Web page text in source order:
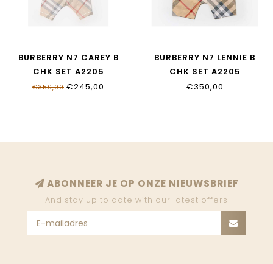
BURBERRY N7 CAREY B
CHK SET A2205
€350,00 €245,00
BURBERRY N7 LENNIE B
CHK SET A2205
€350,00
ABONNEER JE OP ONZE NIEUWSBRIEF
And stay up to date with our latest offers